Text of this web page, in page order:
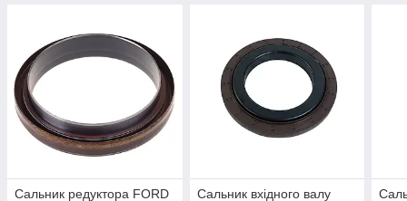
Сальник редуктора FORD
Сальник вхідного валу